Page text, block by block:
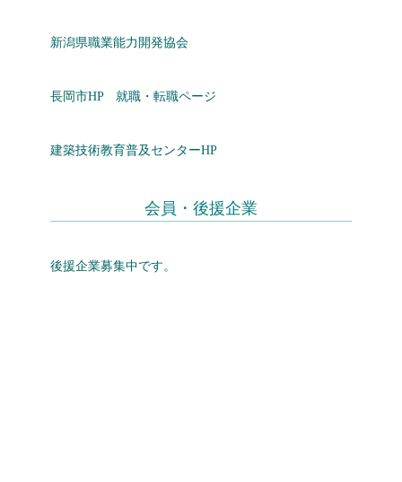
新潟県職業能力開発協会
長岡市HP 就職・転職ページ
建築技術教育普及センターHP
会員・後援企業
後援企業募集中です。